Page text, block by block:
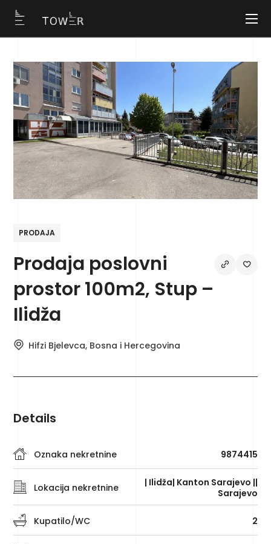
PRODAJA
Prodaja poslovni
prostor 100m2, Stup –
Ilidža
Hifzi Bjelevca, Bosna i Hercegovina
Details
Oznaka nekretnine 9874415
Lokacija nekretnine | Ilidža| Kanton Sarajevo ||
Sarajevo
Kupatilo/WC 2